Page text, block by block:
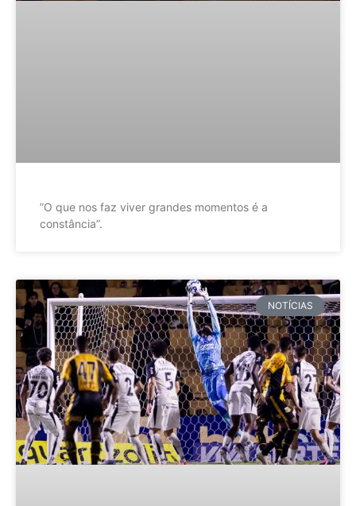
”O que nos faz viver grandes momentos é a
constância”.
NOTÍCIAS